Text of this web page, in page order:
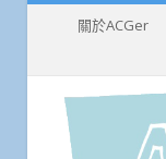
關於ACGer